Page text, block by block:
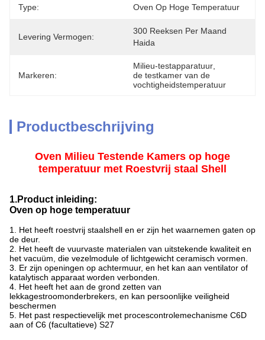
Type: Oven Op Hoge Temperatuur
Levering Vermogen:
300 Reeksen Per Maand
Haida
Markeren:
Milieu-testapparatuur
de testkamer van de
vochtigheidstemperatuur
Productbeschrijving
Oven Milieu Testende Kamers op hoge
temperatuur met Roestvrij staal Shell
1.Product inleiding:
Oven op hoge temperatuur
1. Het heeft roestvrij staalshell en er zijn het waarnemen gaten op
de deur.
2. Het heeft de vuurvaste materialen van uitstekende kwaliteit en
het vacuüm, die vezelmodule of lichtgewicht ceramisch vormen.
3. Er zijn openingen op achtermuur, en het kan aan ventilator of
katalytisch apparaat worden verbonden.
4. Het heeft het aan de grond zetten van
lekkagestroomonderbrekers, en kan persoonlijke veiligheid
beschermen
5. Het past respectievelijk met procescontrolemechanisme C6D
aan of C6 (facultatieve) S27